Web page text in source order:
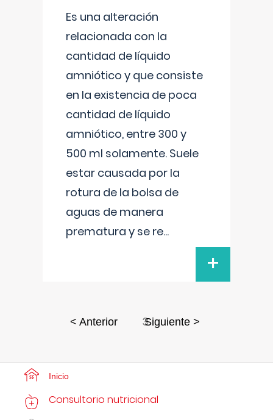
Es una alteración
relacionada con la
cantidad de líquido
amniótico y que consiste
en la existencia de poca
cantidad de líquido
amniótico, entre 300 y
500 ml solamente. Suele
estar causada por la
rotura de la bolsa de
aguas de manera
prematura y se re...
+
< Anterior 3Siguiente >
Inicio
Consultorio nutricional